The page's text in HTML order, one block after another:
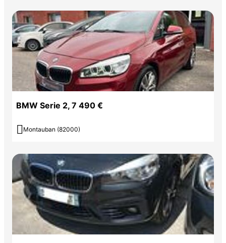
BMW Serie 2, 7 490 €
 Montauban (82000)